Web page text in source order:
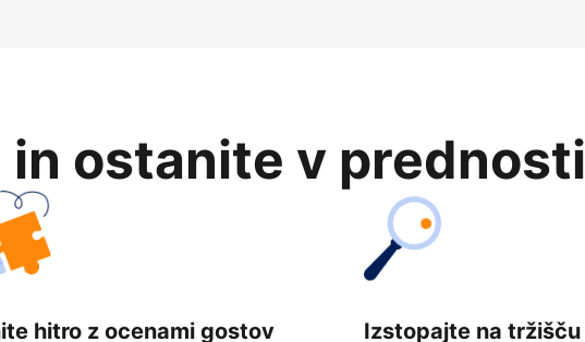
ostanite v prednosti
hitro z ocenami gostov Izstopajte na tržišču